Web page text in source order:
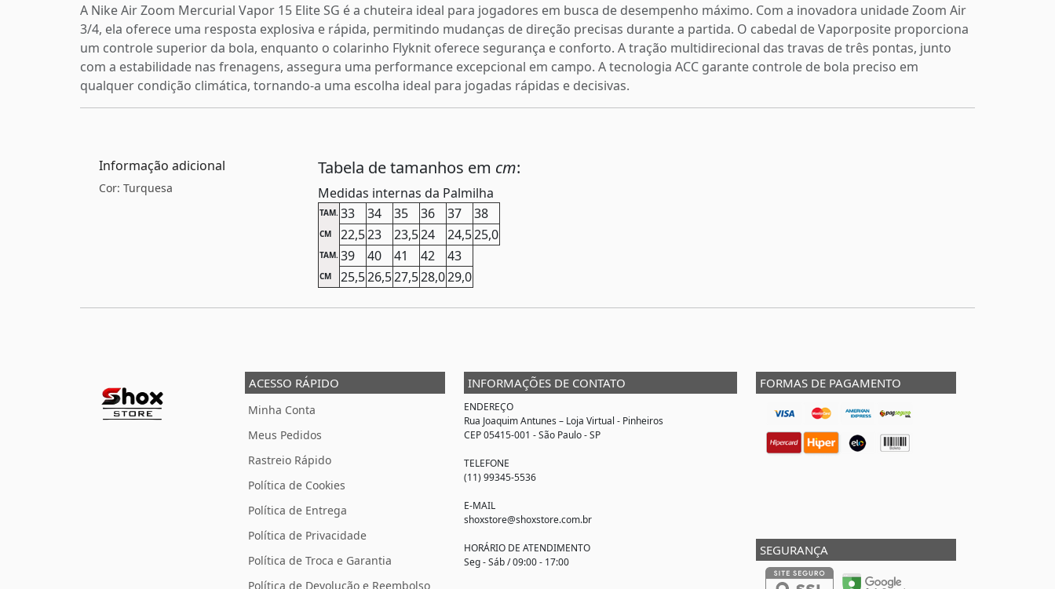
A Nike Air Zoom Mercurial Vapor 15 Elite SG é a chuteira ideal para jogadores em busca de desempenho máximo. Com a inovadora unidade Zoom Air
3/4, ela oferece uma resposta explosiva e rápida, permitindo mudanças de direção precisas durante a partida. O cabedal de Vaporposite proporciona
um controle superior da bola, enquanto o colarinho Flyknit oferece segurança e conforto. A tração multidirecional das travas de três pontas, junto
com a estabilidade nas frenagens, assegura uma performance excepcional em campo. A tecnologia ACC garante controle de bola preciso em
qualquer condição climática, tornando-a uma escolha ideal para jogadas rápidas e decisivas.
Informação adicional
Cor: Turquesa
Tabela de tamanhos em cm:
Medidas internas da Palmilha
TAM. 33 34 35 36 37 38
CM 22,523 23,524 24,525,0
TAM. 39 40 41 42 43
CM 25,526,527,528,029,0
ACESSO RÁPIDO
Minha Conta
Meus Pedidos
Rastreio Rápido
Política de Cookies
Política de Entrega
Política de Privacidade
Política de Troca e Garantia
Política de Devolução e Reembolso
INFORMAÇÕES DE CONTATO
ENDEREÇO
Rua Joaquim Antunes – Loja Virtual - Pinheiros
CEP 05415-001 - São Paulo - SP
TELEFONE
(11) 99345-5536
E-MAIL
shoxstore@shoxstore.com.br
HORÁRIO DE ATENDIMENTO
Seg - Sáb / 09:00 - 17:00
FORMAS DE PAGAMENTO
SEGURANÇA